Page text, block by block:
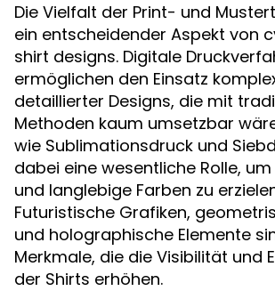
Die Vielfalt der Print- und
ein entscheidender Aspekt von
shirt designs. Digitale
ermöglichen den Einsatz
detaillierter Designs, die mit
Methoden kaum umsetzbar
wie Sublimationsdruck und
dabei eine wesentliche Rolle,
und langlebige Farben zu
Futuristische Grafiken,
und holographische Elemente
Merkmale, die die Visibilität und
der Shirts erhöhen.